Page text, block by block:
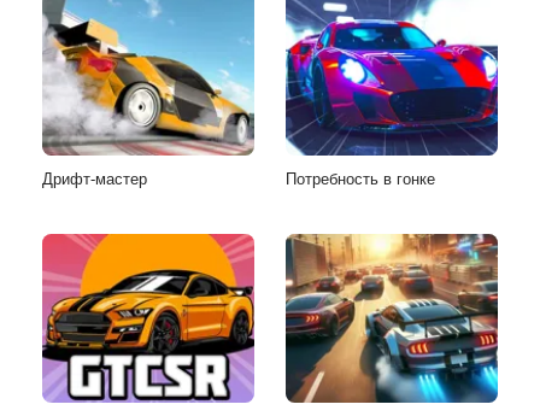
Дрифт-мастер Потребность в гонке